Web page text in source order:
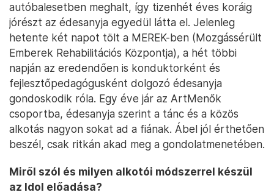
autóbalesetben meghalt, így tizenhét éves koráig
jórészt az édesanyja egyedül látta el. Jelenleg
hetente két napot tölt a MEREK-ben (Mozgássérült
Emberek Rehabilitációs Központja), a hét többi
napján az eredendően is konduktorként és
fejlesztőpedagógusként dolgozó édesanyja
gondoskodik róla. Egy éve jár az ArtMenők
csoportba, édesanyja szerint a tánc és a közös
alkotás nagyon sokat ad a fiának. Ábel jól érthetően
beszél, csak ritkán akad meg a gondolatmenetében.
Miről szól és milyen alkotói módszerrel készül
az Idol előadása?